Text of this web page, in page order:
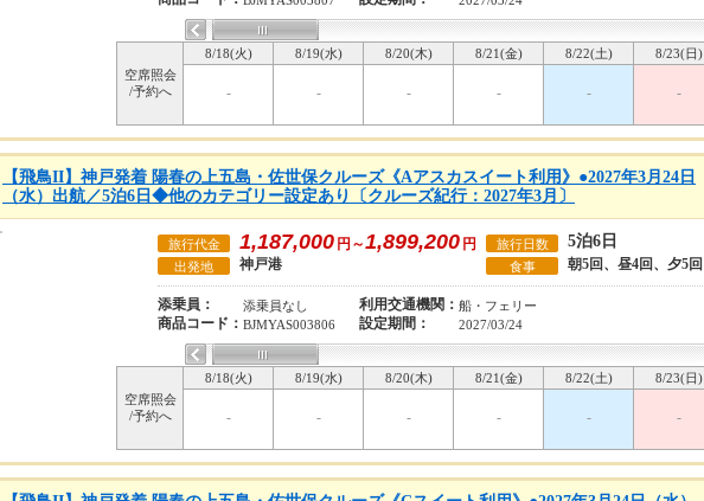
空席照会
/予約へ
8/18(火) 8/19(水) 8/20(木) 8/21(金) 8/22(土) 8/23(日)
- - - - - -
【飛鳥II】神戸発着 陽春の上五島・佐世保クルーズ《Aアスカスイート利用》●2027年3月24日
（水）出航／5泊6日◆他のカテゴリー設定あり〔クルーズ紀行：2027年3月〕
旅行代金 1,187,000 円～1,899,200 円 旅行日数 5泊6日
出発地 神戸港 食事 朝5回、昼4回、夕5回
添乗員： 添乗員なし 利用交通機関： 船・フェリー
商品コード： BJMYAS003806 設定期間： 2027/03/24
空席照会
/予約へ
8/18(火) 8/19(水) 8/20(木) 8/21(金) 8/22(土) 8/23(日)
- - - - - -